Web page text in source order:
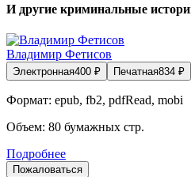
И другие криминальные
Владимир Фетисов
Электронная400 ₽ Печатная834 ₽
Формат: epub, fb2, pdfRead, mobi
Объем: 80 бумажных стр.
Подробнее
Пожаловаться